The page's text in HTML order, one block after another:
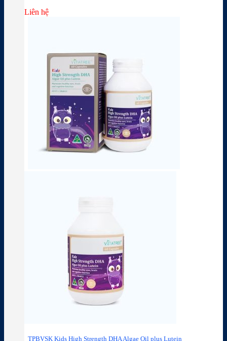
Liên hệ
TPBVSK Kids High Strength DHA Algae Oil plus Lutein